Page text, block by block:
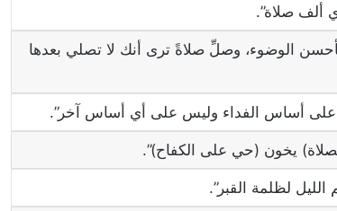
ألف صلاة”.
الوضوء، وصلِّ صلاةً ترى أنك لا تصلي بعدها
على أساس الفداء وليس على أي أساس آخر”.
يخون (حي على الكفاح)”.
لظلمة القبر”.